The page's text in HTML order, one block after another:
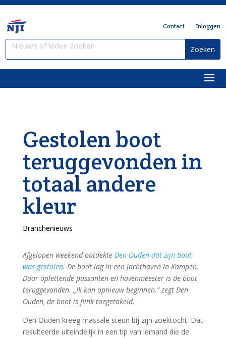
Contact Inloggen
Gestolen boot
teruggevonden in
totaal andere
kleur
Branchenieuws
Afgelopen weekend ontdekteDen Ouden dat zijn boot
was gestolen. De boot lag in een jachthaven in Kampen.
Door oplettende passanten en havenmeester is de boot
teruggevonden. ,,Ik kan opnieuw beginnen.” zegt Den
Ouden, de boot is flink toegetakeld.
Den Ouden kreeg massale steun bij zijn zoektocht. Dat
resulteerde uiteindelijk in een tip van iemand die de